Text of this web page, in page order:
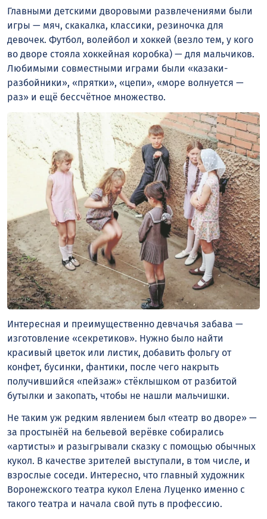
Главными детскими дворовыми развлечениями были
игры — мяч, скакалка, классики, резиночка для
девочек. Футбол, волейбол и хоккей (везло тем, у кого
во дворе стояла хоккейная коробка) — для мальчиков.
Любимыми совместными играми были «казаки-
разбойники», «прятки», «цепи», «море волнуется —
раз» и ещё бессчётное множество.
Интересная и преимущественно девчачья забава —
изготовление «секретиков». Нужно было найти
красивый цветок или листик, добавить фольгу от
конфет, бусинки, фантики, после чего накрыть
получившийся «пейзаж» стёклышком от разбитой
бутылки и закопать, чтобы не нашли мальчишки.
Не таким уж редким явлением был «театр во дворе» —
за простынёй на бельевой верёвке собирались
«артисты» и разыгрывали сказку с помощью обычных
кукол. В качестве зрителей выступали, в том числе, и
взрослые соседи. Интересно, что главный художник
Воронежского театра кукол Елена Луценко именно с
такого театра и начала свой путь в профессию.